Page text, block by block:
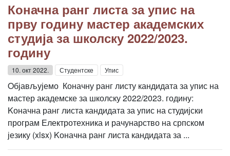
Коначна ранг листа за упис на
прву годину мастер академских
студија за школску 2022/2023.
годину
10. окт 2022. Студентске Упис
Oбјављујемо Коначну ранг листу кандидата за упис на
мастер академске за школску 2022/2023. годину:
Kоначна ранг листа кандидата за упис на студијски
програм Електротехника и рачунарство на српском
језику (xlsx) Kоначна ранг листа кандидата за ...